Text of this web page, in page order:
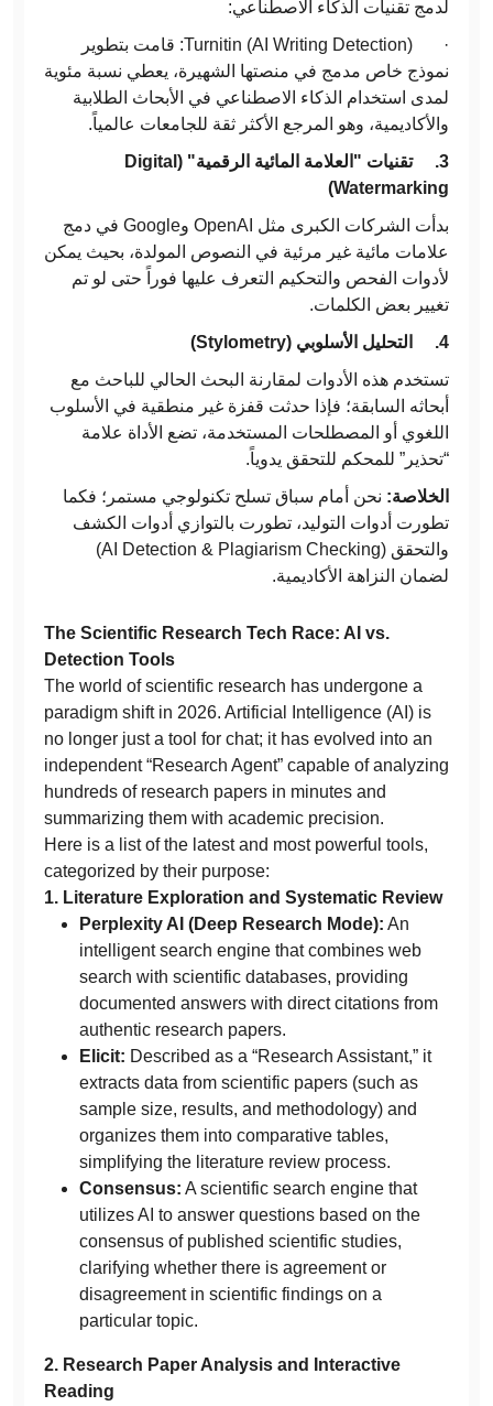
لدمج تقنيات الذكاء الاصطناعي:
· Turnitin (AI Writing Detection): قامت بتطوير
نموذج خاص مدمج في منصتها الشهيرة، يعطي نسبة مئوية
لمدى استخدام الذكاء الاصطناعي في الأبحاث الطلابية
والأكاديمية، وهو المرجع الأكثر ثقة للجامعات عالمياً.
3.
تقنيات "العلامة المائية الرقمية" ( Digital
Watermarking
)
بدأت الشركات الكبرى مثل OpenAI وGoogle في دمج
علامات مائية غير مرئية في النصوص المولدة، بحيث يمكن
لأدوات الفحص والتحكيم التعرف عليها فوراً حتى لو تم
تغيير بعض الكلمات.
4.
التحليل الأسلوبي (Stylometry
)
تستخدم هذه الأدوات لمقارنة البحث الحالي للباحث مع
أبحاثه السابقة؛ فإذا حدثت قفزة غير منطقية في الأسلوب
اللغوي أو المصطلحات المستخدمة، تضع الأداة علامة
“تحذير” للمحكم للتحقق يدوياً.
الخلاصة: نحن أمام سباق تسلح تكنولوجي مستمر؛ فكما
تطورت أدوات التوليد، تطورت بالتوازي أدوات الكشف
والتحقق (AI Detection & Plagiarism Checking)
لضمان النزاهة الأكاديمية.
The Scientific Research Tech Race: AI vs.
Detection Tools
The world of scientific research has undergone a
paradigm shift in 2026. Artificial Intelligence (AI) is
no longer just a tool for chat; it has evolved into an
independent “Research Agent” capable of analyzing
hundreds of research papers in minutes and
summarizing them with academic precision.
Here is a list of the latest and most powerful tools,
categorized by their purpose:
1. Literature Exploration and Systematic Review
Perplexity AI (Deep Research Mode): An
intelligent search engine that combines web
search with scientific databases, providing
documented answers with direct citations from
authentic research papers.
Elicit: Described as a “Research Assistant,” it
extracts data from scientific papers (such as
sample size, results, and methodology) and
organizes them into comparative tables,
simplifying the literature review process.
Consensus: A scientific search engine that
utilizes AI to answer questions based on the
consensus of published scientific studies,
clarifying whether there is agreement or
disagreement in scientific findings on a
particular topic.
2. Research Paper Analysis and Interactive
Reading